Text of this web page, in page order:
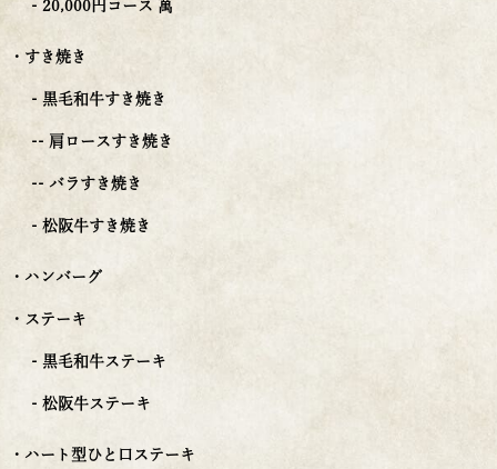
- 20,000円コース 萬
・すき焼き
- 黒毛和牛すき焼き
-- 肩ロースすき焼き
-- バラすき焼き
- 松阪牛すき焼き
・ハンバーグ
・ステーキ
- 黒毛和牛ステーキ
- 松阪牛ステーキ
・ハート型ひと口ステーキ